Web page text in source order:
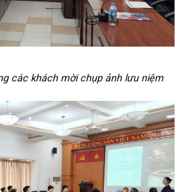
các khách mời chụp ảnh lưu niệm